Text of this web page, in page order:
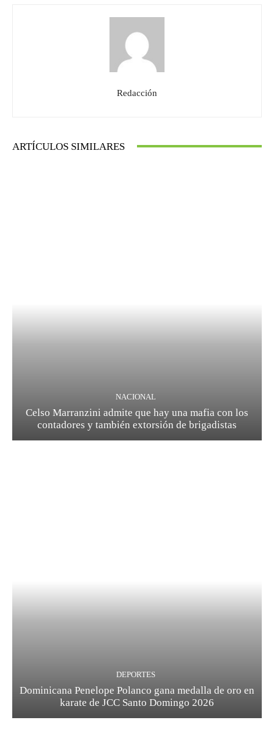
Redacción
ARTÍCULOS SIMILARES
NACIONAL
Celso Marranzini admite que hay una mafia con los
contadores y también extorsión de brigadistas
DEPORTES
Dominicana Penelope Polanco gana medalla de oro en
karate de JCC Santo Domingo 2026